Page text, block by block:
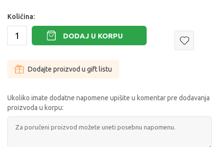
Količina:
DODAJ U KORPU
Dodajte proizvod u gift listu
Ukoliko imate dodatne napomene upišite u komentar pre dodavanja
proizvoda u korpu: